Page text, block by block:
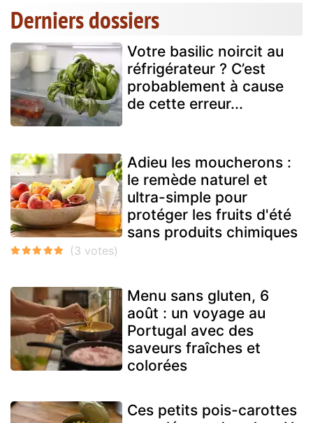
Derniers dossiers
Votre basilic noircit au
réfrigérateur ? C’est
probablement à cause
de cette erreur...
Adieu les moucherons :
le remède naturel et
ultra-simple pour
protéger les fruits d'été
sans produits chimiques
Menu sans gluten, 6
août : un voyage au
Portugal avec des
saveurs fraîches et
colorées
Ces petits pois-carottes